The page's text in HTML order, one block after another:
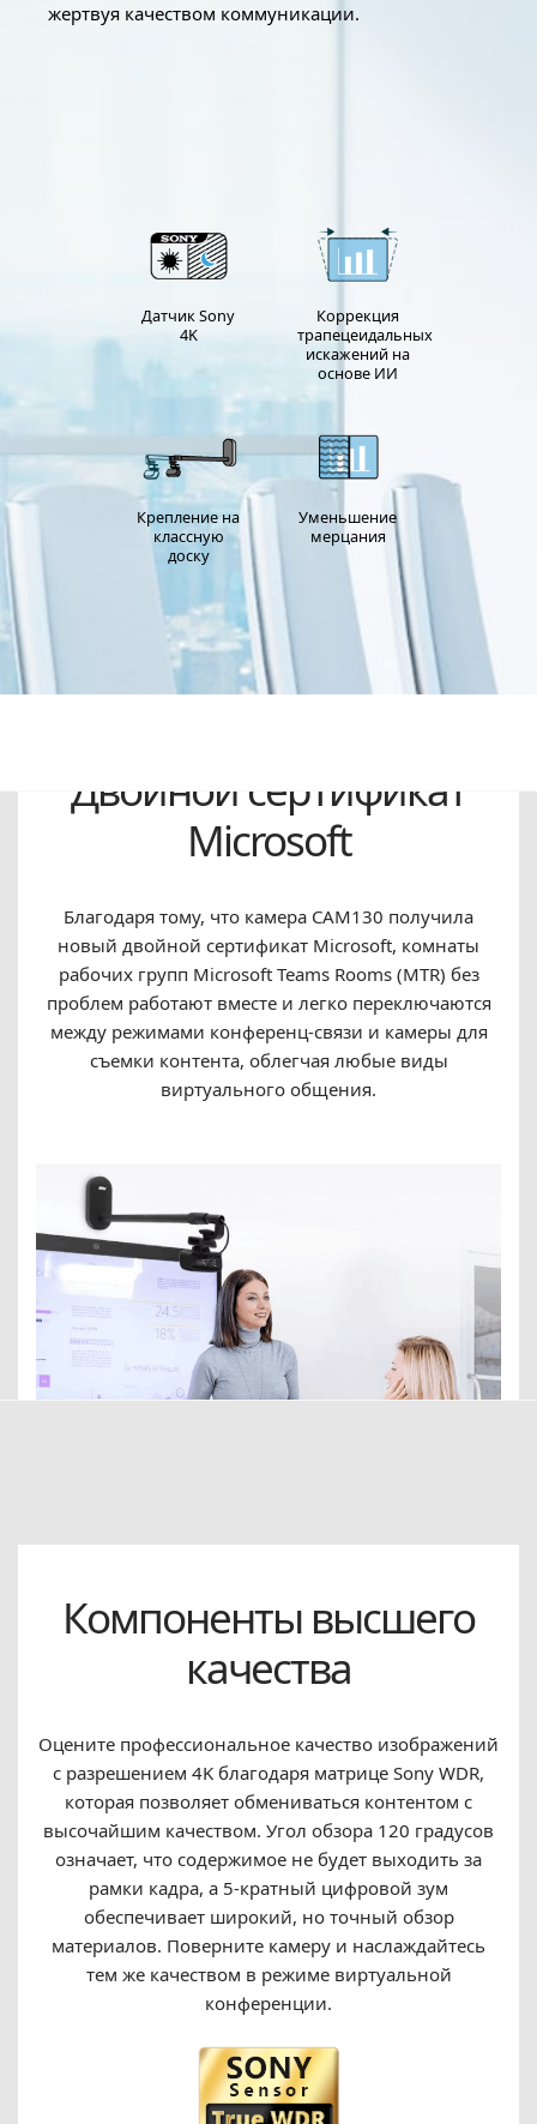
жертвуя качеством коммуникации.
Датчик Sony
4K
Коррекция
трапецеидальных
искажений на
основе ИИ
Крепление на
классную
доску
Уменьшение
мерцания
Двойной сертификат
Microsoft
Благодаря тому, что камера CAM130 получила
новый двойной сертификат Microsoft, комнаты
рабочих групп Microsoft Teams Rooms (MTR) без
проблем работают вместе и легко переключаются
между режимами конференц-связи и камеры для
съемки контента, облегчая любые виды
виртуального общения.
Компоненты высшего
качества
Оцените профессиональное качество изображений
с разрешением 4K благодаря матрице Sony WDR,
которая позволяет обмениваться контентом с
высочайшим качеством. Угол обзора 120 градусов
означает, что содержимое не будет выходить за
рамки кадра, а 5-кратный цифровой зум
обеспечивает широкий, но точный обзор
материалов. Поверните камеру и наслаждайтесь
тем же качеством в режиме виртуальной
конференции.